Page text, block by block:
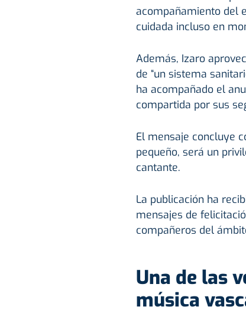
acompañamiento del
cuidada incluso en
Además, Izaro
de “un sistema
ha acompañado el
compartida por sus
El mensaje concluye
pequeño, será un
cantante.
La publicación ha
mensajes de
compañeros del
Una de las
música